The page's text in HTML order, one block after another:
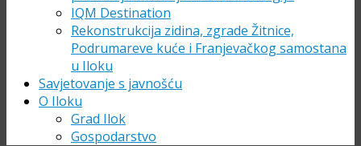
IQM Destination
Rekonstrukcija zidina, zgrade Žitnice,
Podrumareve kuće i Franjevačkog samostana
u Iloku
Savjetovanje s javnošću
O Iloku
Grad Ilok
Gospodarstvo